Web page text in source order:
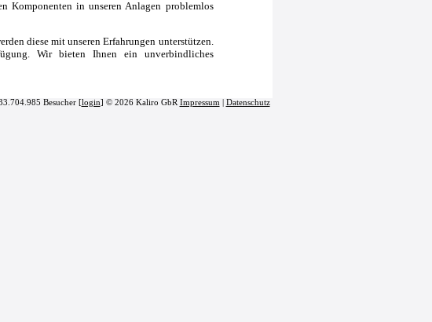
Komponenten in unseren Anlagen problemlos
diese mit unseren Erfahrungen unterstützen.
Wir bieten Ihnen ein unverbindliches
Besucher [login] © 2026 Kaliro GbR Impressum Datenschutz